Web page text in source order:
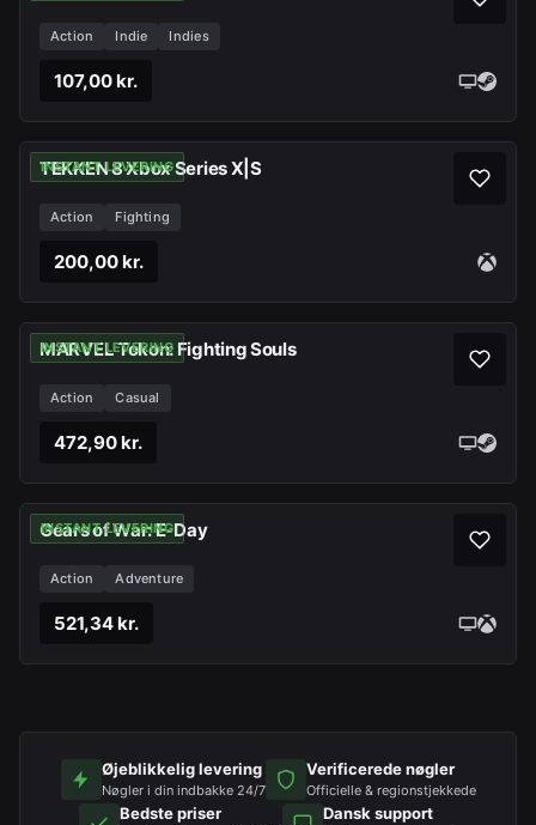
Action Indie Indies
107,00 kr.
INSTANT LEVERING
TEKKEN 8 Xbox Series X|S
Action Fighting
200,00 kr.
INSTANT LEVERING
MARVEL Tokon: Fighting Souls
Action Casual
472,90 kr.
INSTANT LEVERING
Gears of War: E-Day
Action Adventure
521,34 kr.
Øjeblikkelig levering
Nøgler i din indbakke 24/7
Verificerede nøgler
Officielle & regionstjekkede
Bedste priser Dansk support